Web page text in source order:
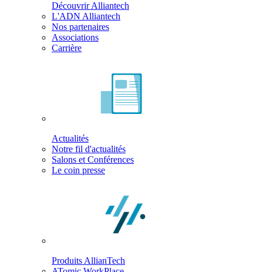
Découvrir Alliantech
L'ADN Alliantech
Nos partenaires
Associations
Carrière
Actualités
Notre fil d'actualités
Salons et Conférences
Le coin presse
Produits AllianTech